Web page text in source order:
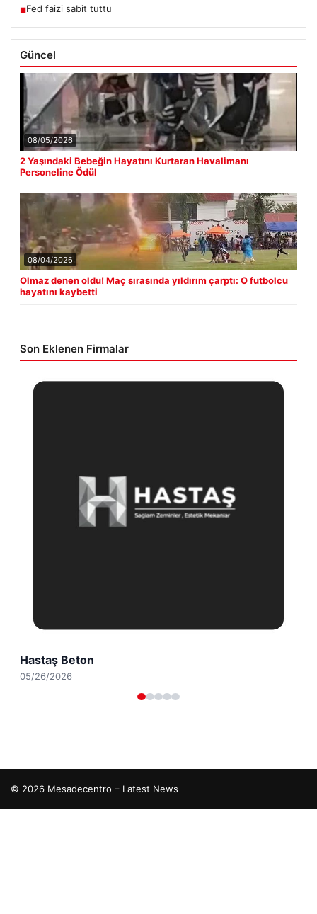
■Fed faizi sabit tuttu
Güncel
08/05/2026
2 Yaşındaki Bebeğin Hayatını Kurtaran Havalimanı
Personeline Ödül
08/04/2026
Olmaz denen oldu! Maç sırasında yıldırım çarptı: O futbolcu
hayatını kaybetti
Son Eklenen Firmalar
Hastaş Beton
05/26/2026
© 2026 Mesadecentro – Latest News